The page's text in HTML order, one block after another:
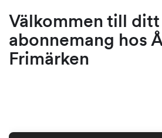
Välkommen till
abonnemang hos
Frimärken